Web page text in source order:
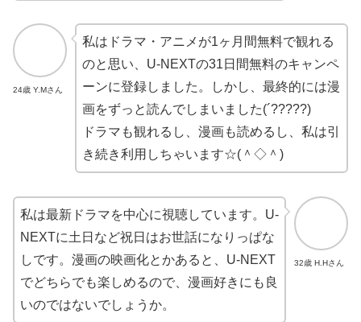
24歳 Y.Mさん
私はドラマ・アニメが1ヶ月間無料で観れる
のと思い、U-NEXTの31日間無料のキャンペ
ーンに登録しました。しかし、最終的には漫
画をずっと読んでしまいました(´?????)
ドラマも観れるし、漫画も読めるし、私は引
き続き利用しちゃいます☆(＾◇＾)
32歳 H.Hさん
私は最新ドラマを中心に視聴しています。U-
NEXTに土日など祝日はお世話になりっぱな
しです。漫画の映画化とかあると、U-NEXT
でどちらでも楽しめるので、漫画好きにも良
いのではないでしょうか。